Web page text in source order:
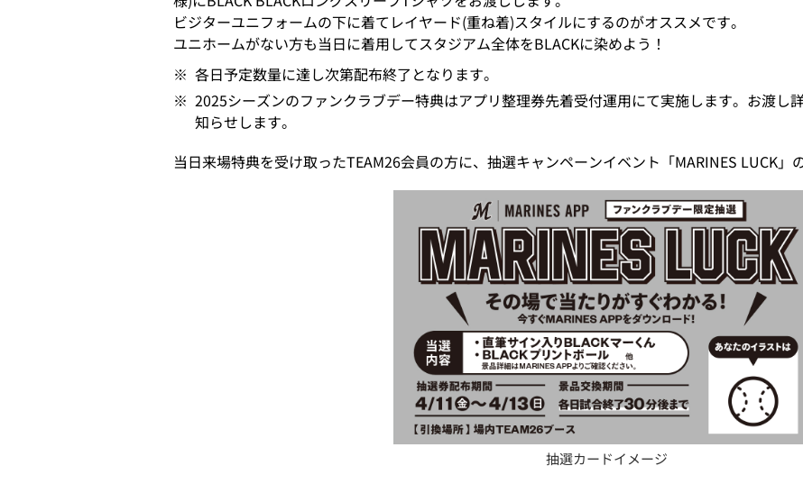
ビジターユニフォームの下に着てレイヤード(重ね着)スタイルにするのがオススメです。
ユニホームがない方も当日に着用してスタジアム全体をBLACKに染めよう！
※ 各日予定数量に達し次第配布終了となります。
※ 2025シーズンのファンクラブデー特典はアプリ整理券先着受付運用にて実施します。お渡し
知らせします。
当日来場特典を受け取ったTEAM26会員の方に、抽選キャンペーンイベント「MARINES LUCK」
抽選カードイメージ